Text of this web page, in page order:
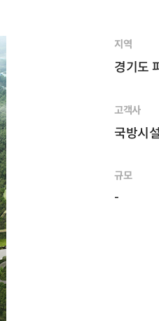
지역
경기도
고객사
국방시
규모
-